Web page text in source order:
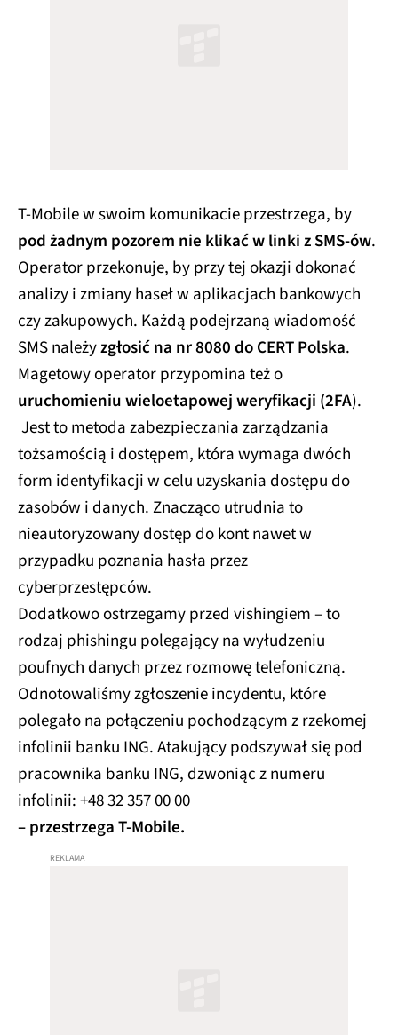
T-Mobile w swoim komunikacie przestrzega, by
pod żadnym pozorem nie klikać w linki z SMS-ów.
Operator przekonuje, by przy tej okazji dokonać
analizy i zmiany haseł w aplikacjach bankowych
czy zakupowych. Każdą podejrzaną wiadomość
SMS należyzgłosić na nr 8080 do CERT Polska.
Magetowy operator przypomina też o
uruchomieniu wieloetapowej weryfikacji (2FA).
Jest to metoda zabezpieczania zarządzania
tożsamością i dostępem, która wymaga dwóch
form identyfikacji w celu uzyskania dostępu do
zasobów i danych. Znacząco utrudnia to
nieautoryzowany dostęp do kont nawet w
przypadku poznania hasła przez
cyberprzestępców.
Dodatkowo ostrzegamy przed vishingiem – to
rodzaj phishingu polegający na wyłudzeniu
poufnych danych przez rozmowę telefoniczną.
Odnotowaliśmy zgłoszenie incydentu, które
polegało na połączeniu pochodzącym z rzekomej
infolinii banku ING. Atakujący podszywał się pod
pracownika banku ING, dzwoniąc z numeru
infolinii: +48 32 357 00 00
– przestrzega T-Mobile.